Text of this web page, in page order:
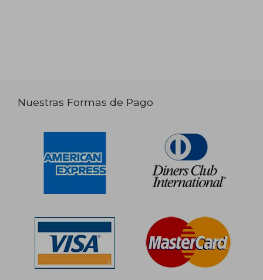
Nuestras Formas de Pago